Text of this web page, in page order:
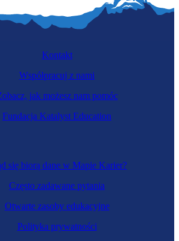
się biorą dane w Mapie Karier?
Często zadawane pytania
Otwarte zasoby edukacyjne
Polityka prywatności
Kontakt
Współpracuj z nami
jak możesz nam pomóc
Fundacja Katalyst Education